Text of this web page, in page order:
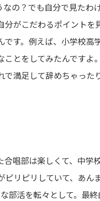
の？でも自分で見たわ
分がこだわるポイントを
です。例えば、小学校高
とをしてみたんですよ
で満足して辞めちゃった
合唱部は楽しくて、中学
ピリピリしていて、あん
部活を転々として。最